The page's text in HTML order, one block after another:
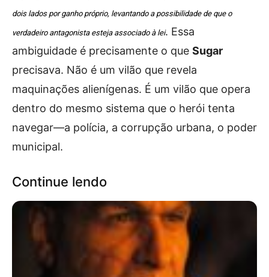
dois lados por ganho próprio, levantando a possibilidade de que o
verdadeiro antagonista esteja associado à lei. Essa
ambiguidade é precisamente o que Sugar
precisava. Não é um vilão que revela
maquinações alienígenas. É um vilão que opera
dentro do mesmo sistema que o herói tenta
navegar—a polícia, a corrupção urbana, o poder
municipal.
Continue lendo